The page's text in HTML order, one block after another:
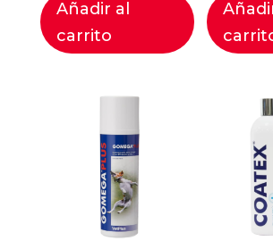
Añadir al
carrito